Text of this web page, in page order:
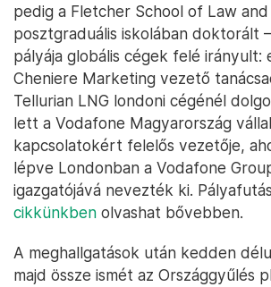
pedig a Fletcher School of Law and
posztgraduális iskolában doktorált
pályája globális cégek felé irányult:
Cheniere Marketing vezető
Tellurian LNG londoni cégénél
lett a Vodafone Magyarország
kapcsolatokért felelős vezetője,
lépve Londonban a Vodafone
igazgatójává nevezték ki.
cikkünkben olvashat bővebben.
A meghallgatások után kedden
majd össze ismét az Országgyűlés